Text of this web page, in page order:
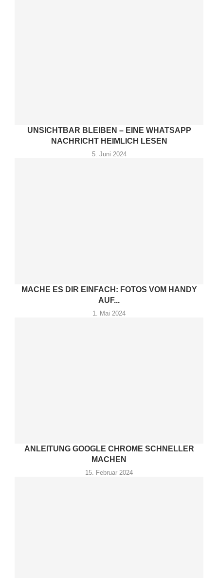
UNSICHTBAR BLEIBEN – EINE WHATSAPP
NACHRICHT HEIMLICH LESEN
5. Juni 2024
MACHE ES DIR EINFACH: FOTOS VOM HANDY
AUF...
1. Mai 2024
ANLEITUNG GOOGLE CHROME SCHNELLER
MACHEN
15. Februar 2024